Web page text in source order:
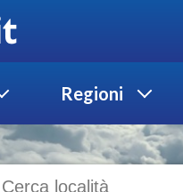
Regioni